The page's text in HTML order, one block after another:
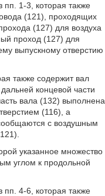
1-3, которая также
(121), проходящих
(127) для воздуха
проход (127) для
выпускному отверстию
также содержит вал
концевой части
вала (132) выполнена
(116), а
с воздушным
указанное множество
углом к продольной
4-6, которая также